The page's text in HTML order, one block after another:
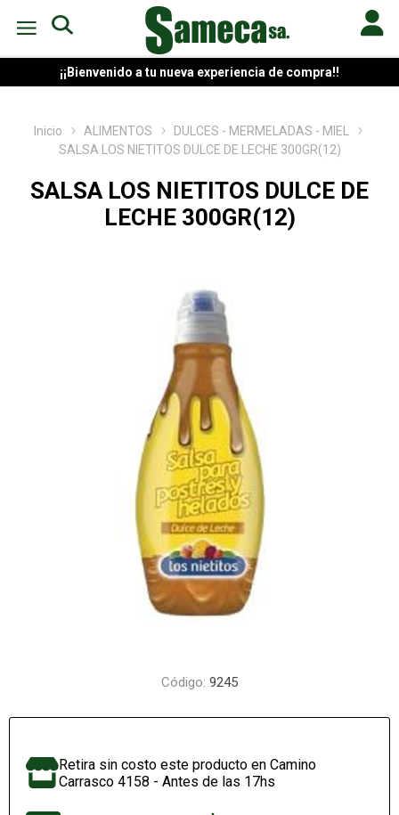
¡¡Bienvenido a tu nueva experiencia de compra!!
Inicio ALIMENTOS
DULCES - MERMELADAS - MIEL
SALSA LOS NIETITOS DULCE DE LECHE 300GR(12)
SALSA LOS NIETITOS DULCE DE
LECHE 300GR(12)
Código: 9245
Retira sin costo este producto en Camino
Carrasco 4158 - Antes de las 17hs